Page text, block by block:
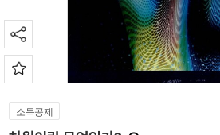
소득공제